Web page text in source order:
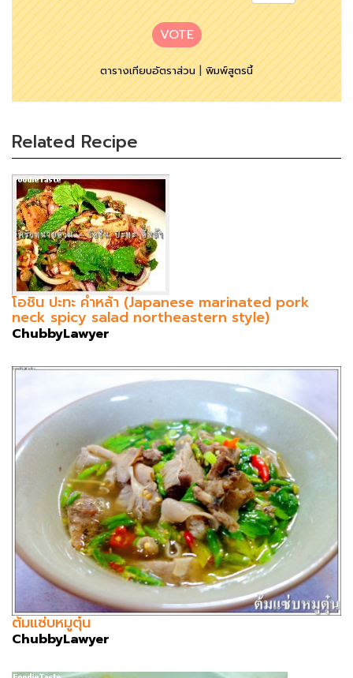
VOTE
ตารางเทียบอัตราส่วน|พิมพ์สูตรนี้
Related Recipe
โอชิน ปะทะ คำหล้า (Japanese marinated pork
neck spicy salad northeastern style)
ChubbyLawyer
ต้มแซ่บหมูตุ๋น
ChubbyLawyer